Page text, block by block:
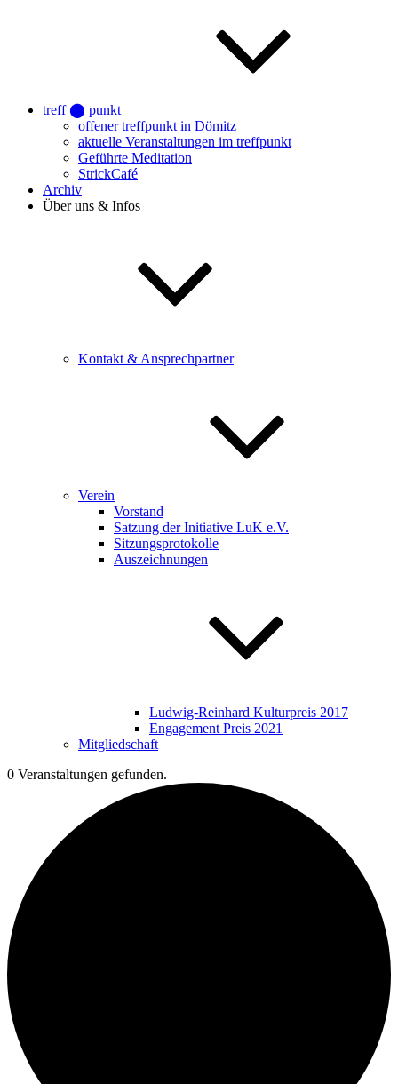
treff ⬤ punkt
offener treffpunkt in Dömitz
aktuelle Veranstaltungen im treffpunkt
Geführte Meditation
StrickCafé
Archiv
Über uns & Infos
Kontakt & Ansprechpartner
Verein
Vorstand
Satzung der Initiative LuK e.V.
Sitzungsprotokolle
Auszeichnungen
Ludwig-Reinhard Kulturpreis 2017
Engagement Preis 2021
Mitgliedschaft
0 Veranstaltungen gefunden.